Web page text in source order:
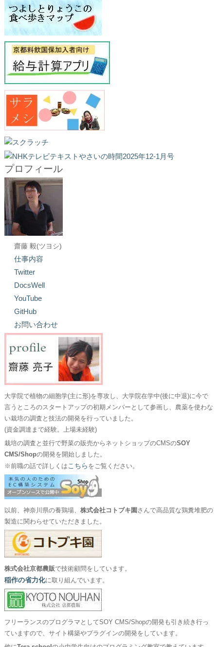
プロフィール
齋藤 毅(ツヨシ)
仕事内容
Twitter
DocsWell
YouTube
GitHub
お問い合わせ
大学院で植物の細胞学(主に形)を専攻し、大学院在学中(後に中退)に今で
言うところのスタートアップの初期メンバーとして参画し、農薬を使わな
い栽培の調査と技法の開発を行っていました。
(資金調達まで経験。上場未経験)
栽培の調査と並行で野菜の販売からネットショップのCMSのSOY
CMS/Shopの開発を開始しました。
※前職の話で詳しくは こちら をご覧ください。
以前、神奈川県の養鶏場、 株式会社コトブキ園 さんで高品質な鶏糞堆肥の
製造に関わらせていただきました。
株式会社京都農販で技術顧問をしています。
稲作の省力化に取り組んでいます。
フリーランスのプログラマとしてSOY CMS/Shopの開発も引き続き行っ
ていますので、サイト構築やプラグインの開発をしています。